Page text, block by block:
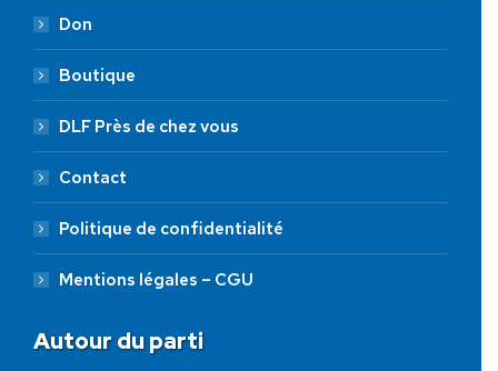
Don
Boutique
DLF Près de chez vous
Contact
Politique de confidentialité
Mentions légales – CGU
Autour du parti